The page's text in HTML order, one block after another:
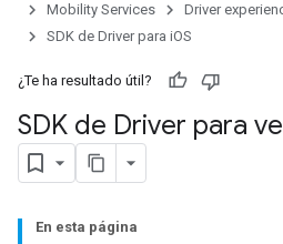
Mobility Services
Driver
SDK de Driver para iOS
¿Te ha resultado útil?
SDK de Driver para
En esta página